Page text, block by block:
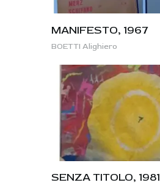
MANIFESTO, 1967
BOETTI Alighiero
SENZA TITOLO, 1981